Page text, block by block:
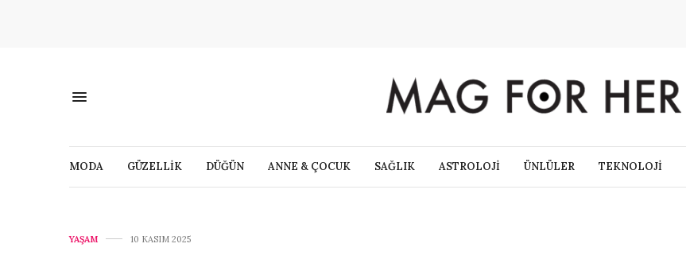
MODA GÜZELLİK DÜĞÜN ANNE & ÇOCUK SAĞLIK ASTROLOJİ ÜNLÜLER TEKNOLOJİ
YAŞAM 10 KASIM 2025